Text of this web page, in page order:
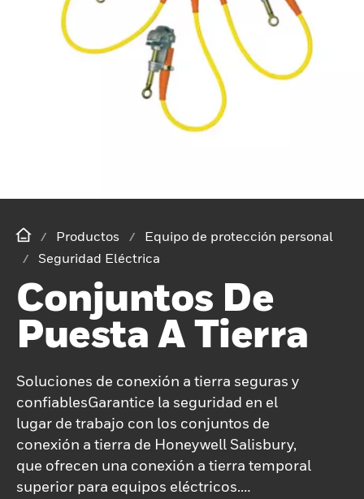
Productos
Equipo de protección personal
Seguridad Eléctrica
Conjuntos De
Puesta A Tierra
Soluciones de conexión a tierra seguras y
confiablesGarantice la seguridad en el
lugar de trabajo con los conjuntos de
conexión a tierra de Honeywell Salisbury,
que ofrecen una conexión a tierra temporal
superior para equipos eléctricos.